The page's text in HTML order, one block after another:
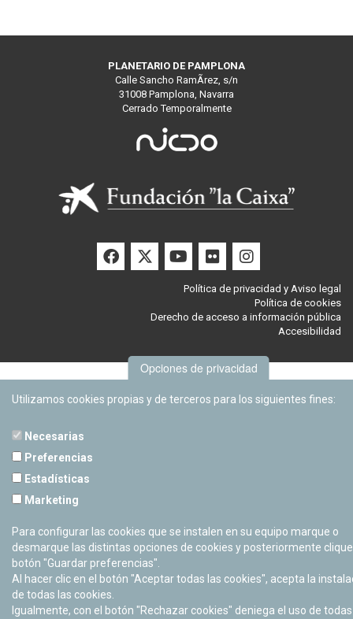
PLANETARIO DE PAMPLONA
Calle Sancho RamÃ­rez, s/n
31008 Pamplona, Navarra
Cerrado Temporalmente
Facebook
TwitterYoutube
Flickr
Política de privacidad y Aviso legal
Política de cookies
Derecho de acceso a información pública
Accesibilidad
Opciones de privacidad
Utilizamos cookies propias y de terceros para los siguientes fines:
Necesarias
Preferencias
Estadísticas
Marketing
Para configurar las cookies que se instalen en su equipo marque o
desmarque las distintas opciones de cookies y posteriormente
botón "Guardar preferencias".
Al hacer clic en el botón "Aceptar todas las cookies", acepta la
de todas las cookies.
Igualmente, con el botón "Rechazar cookies" deniega el uso de